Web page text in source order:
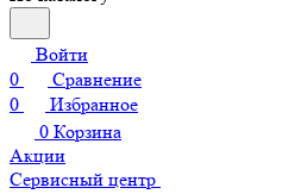
Войти
0
Сравнение
0
Избранное
0 Корзина
Акции
Сервисный центр